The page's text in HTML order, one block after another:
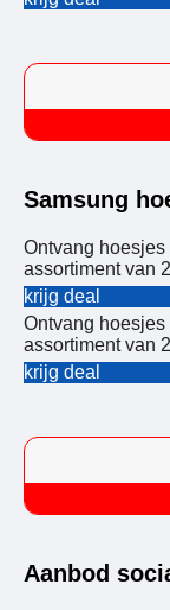
Samsung
Ontvang
assortiment van
krijg deal
Ontvang
assortiment van
krijg deal
Aanbod